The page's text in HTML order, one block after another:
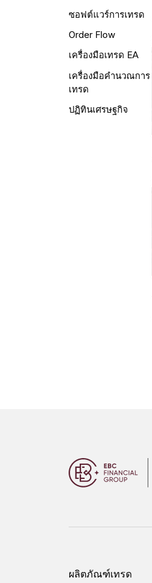
ซอฟต์แวร์การเทรด
Order Flow
เครื่องมือเทรด EA
เครื่องมือคำนวณการ
เทรด
ปฏิทินเศรษฐกิจ
ผลิตภัณฑ์เทรด